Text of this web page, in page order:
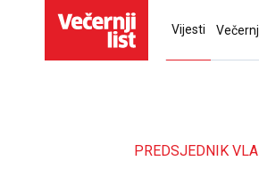
Vijesti
PREDSJEDNIK